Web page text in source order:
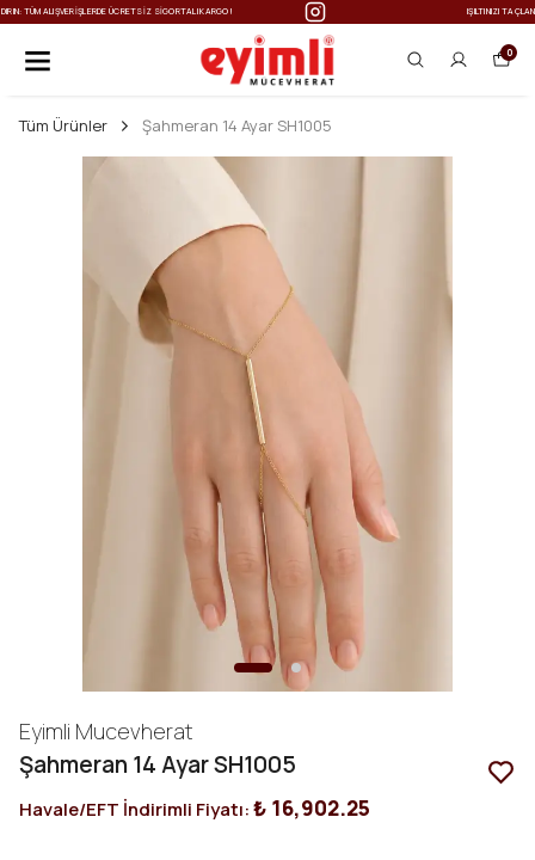
IŞILTINIZI TAÇLANDIRIN: TÜM ALIŞVERIŞLERDE ÜCRETSIZ SIGORTALI KARGO!
0
Tüm Ürünler Şahmeran 14 Ayar SH1005
Eyimli Mucevherat
Şahmeran 14 Ayar SH1005
Havale/EFT İndirimli Fiyatı:₺ 16,902.25